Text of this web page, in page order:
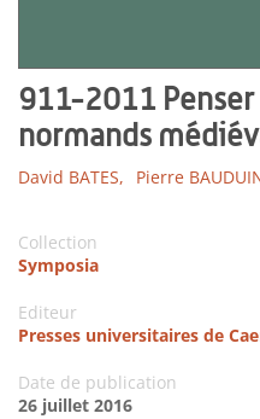
911-2011 Penser
normands
David BATES, Pierre
Collection
Symposia
Editeur
Presses universitaires de
Date de publication
26 juillet 2016